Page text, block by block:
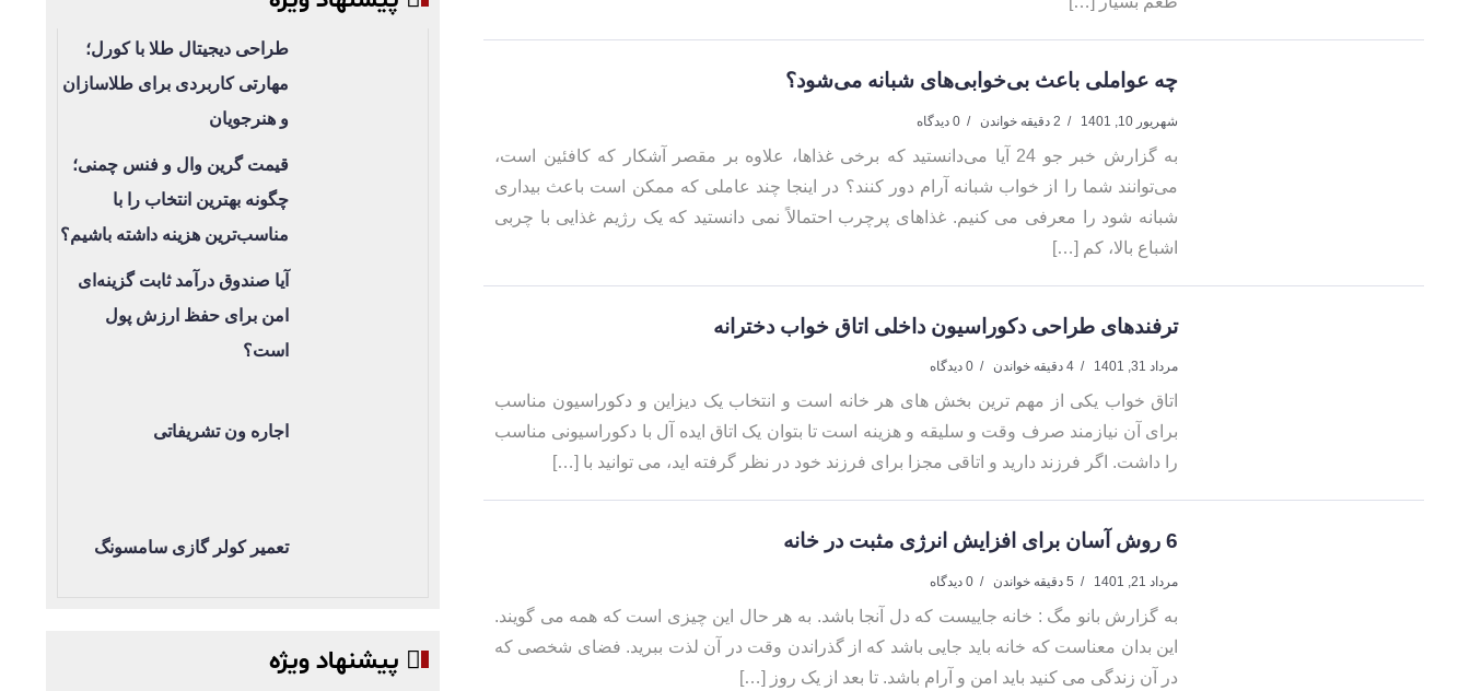
چه عواملی باعث بی‌خوابی‌های شبانه می‌شود؟
شهریور 10, 1401 2 دقیقه خواندن 0 دیدگاه
به گزارش خبر جو 24 آیا می‌دانستید که برخی غذاها، علاوه بر مقصر آشکار که کافئین است،
می‌توانند شما را از خواب شبانه آرام دور کنند؟ در اینجا چند عاملی که ممکن است باعث بیداری
شبانه شود را معرفی می کنیم. غذاهای پرچرب احتمالاً نمی دانستید که یک رژیم غذایی با چربی
اشباع بالا، کم […]
ترفندهای طراحی دکوراسیون داخلی اتاق خواب دخترانه
مرداد 31, 1401 4 دقیقه خواندن 0 دیدگاه
اتاق خواب یکی از مهم ترین بخش های هر خانه است و انتخاب یک دیزاین و دکوراسیون مناسب
برای آن نیازمند صرف وقت و سلیقه و هزینه است تا بتوان یک اتاق ایده آل با دکوراسیونی مناسب
را داشت. اگر فرزند دارید و اتاقی مجزا برای فرزند خود در نظر گرفته اید، می توانید با […]
6 روش آسان برای افزایش انرژی مثبت در خانه
مرداد 21, 1401 5 دقیقه خواندن 0 دیدگاه
به گزارش بانو مگ : خانه جاییست که دل آنجا باشد. به هر حال این چیزی است که همه می گویند.
این بدان معناست که خانه باید جایی باشد که از گذراندن وقت در آن لذت ببرید. فضای شخصی که
در آن زندگی می کنید باید امن و آرام باشد. تا بعد از یک روز […]
طراحی دیجیتال طلا با کورل؛
مهارتی کاربردی برای طلاسازان
و هنرجویان
قیمت گرین وال و فنس چمنی؛
چگونه بهترین انتخاب را با
مناسب‌ترین هزینه داشته باشیم؟
آیا صندوق درآمد ثابت گزینه‌ای
امن برای حفظ ارزش پول
است؟
اجاره ون تشریفاتی
تعمیر کولر گازی سامسونگ
پیشنهاد ویژه